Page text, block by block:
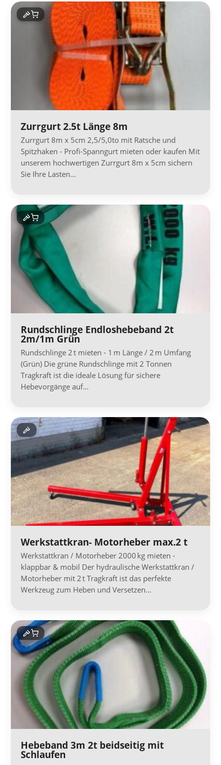
Zurrgurt 2.5t Länge 8m
Zurrgurt 8m x 5cm 2,5/5,0to mit Ratsche und
Spitzhaken - Profi-Spanngurt mieten oder kaufen Mit
unserem hochwertigen Zurrgurt 8m x 5cm sichern
Sie Ihre Lasten…
Rundschlinge Endloshebeband 2t
2m/1m Grün
Rundschlinge 2 t mieten - 1 m Länge / 2 m Umfang
(Grün) Die grüne Rundschlinge mit 2 Tonnen
Tragkraft ist die ideale Lösung für sichere
Hebevorgänge auf…
Werkstattkran- Motorheber max.2 t
Werkstattkran / Motorheber 2000 kg mieten -
klappbar & mobil Der hydraulische Werkstattkran /
Motorheber mit 2 t Tragkraft ist das perfekte
Werkzeug zum Heben und Versetzen…
Hebeband 3m 2t beidseitig mit
Schlaufen